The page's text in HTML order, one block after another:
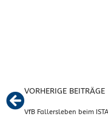
VORHERIGE BEITRÄGE
VfB Fallersleben beim